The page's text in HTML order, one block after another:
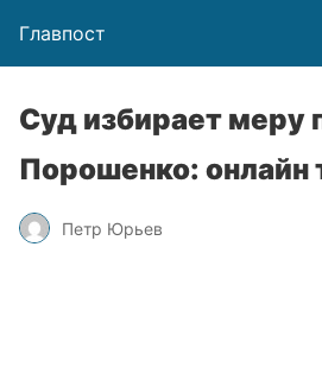
Главпост
Суд избирает меру
Порошенко: онлайн
Петр Юрьев